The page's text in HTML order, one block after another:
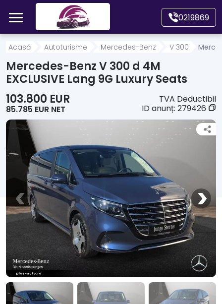
Mergi direct la conținutul principal
0219869
Acasă
Autoturisme
Motociclete
Autoutilitare
Alte tipuri vehicule
Despre Noi
Contact
Acasă Autoturisme Mercedes-Benz V 300
Mercedes-Benz V 300 d 4M
EXCLUSIVE Lang 9G Luxury Seats
103.800 EUR
85.785 EUR NET
TVA Deductibil
ID anunț: 279426